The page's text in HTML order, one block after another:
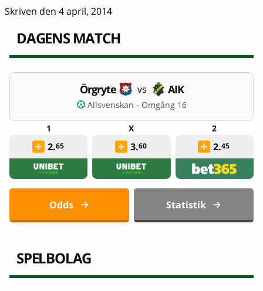
Skriven den 4 april, 2014
DAGENS MATCH
Örgryte vs AIK
Allsvenskan - Omgång 16
2.65 3.60 2.45
Odds Statistik
SPELBOLAG